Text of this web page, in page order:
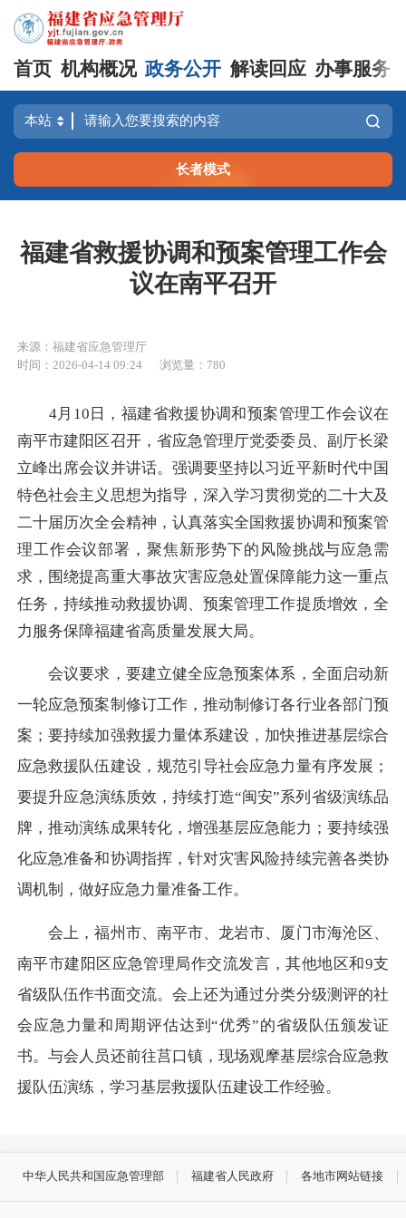
首页 机构概况 政务公开 解读回应 办事服务
长者模式
福建省救援协调和预案管理工作会
议在南平召开
来源：福建省应急管理厅
时间：2026-04-14 09:24
浏览量：780
4月10日，福建省救援协调和预案管理工作会议在
南平市建阳区召开，省应急管理厅党委委员、副厅长梁
立峰出席会议并讲话。强调要坚持以习近平新时代中国
特色社会主义思想为指导，深入学习贯彻党的二十大及
二十届历次全会精神，认真落实全国救援协调和预案管
理工作会议部署，聚焦新形势下的风险挑战与应急需
求，围绕提高重大事故灾害应急处置保障能力这一重点
任务，持续推动救援协调、预案管理工作提质增效，全
力服务保障福建省高质量发展大局。
会议要求，要建立健全应急预案体系，全面启动新
一轮应急预案制修订工作，推动制修订各行业各部门预
案；要持续加强救援力量体系建设，加快推进基层综合
应急救援队伍建设，规范引导社会应急力量有序发展；
要提升应急演练质效，持续打造“闽安”系列省级演练品
牌，推动演练成果转化，增强基层应急能力；要持续强
化应急准备和协调指挥，针对灾害风险持续完善各类协
调机制，做好应急力量准备工作。
会上，福州市、南平市、龙岩市、厦门市海沧区、
南平市建阳区应急管理局作交流发言，其他地区和9支
省级队伍作书面交流。会上还为通过分类分级测评的社
会应急力量和周期评估达到“优秀”的省级队伍颁发证
书。与会人员还前往莒口镇，现场观摩基层综合应急救
援队伍演练，学习基层救援队伍建设工作经验。
中华人民共和国应急管理部 福建省人民政府 各地市网站链接